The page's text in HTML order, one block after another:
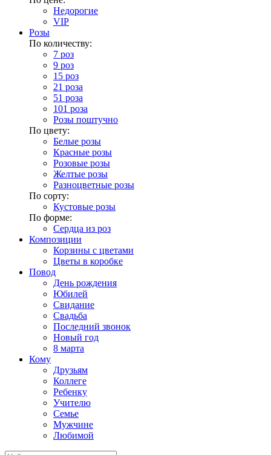
Недорогие
VIP
Розы
По количеству:
7 роз
9 роз
15 роз
21 роза
51 роза
101 роза
Розы поштучно
По цвету:
Белые розы
Красные розы
Розовые розы
Желтые розы
Разноцветные розы
По сорту:
Кустовые розы
По форме:
Сердца из роз
Композиции
Корзины с цветами
Цветы в коробке
Повод
День рождения
Юбилей
Свидание
Свадьба
Последний звонок
Новый год
8 марта
Кому
Друзьям
Коллеге
Ребенку
Учителю
Семье
Мужчине
Любимой